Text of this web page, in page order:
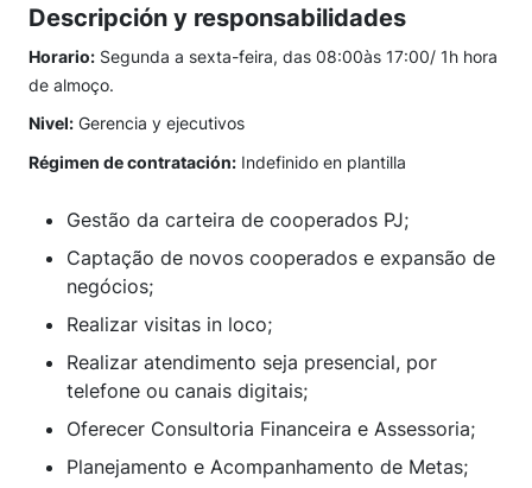
Descripción y responsabilidades
Horario: Segunda a sexta-feira, das 08:00às 17:00/ 1h hora
de almoço.
Nivel: Gerencia y ejecutivos
Régimen de contratación: Indefinido en plantilla
Gestão da carteira de cooperados PJ;
Captação de novos cooperados e expansão de
negócios;
Realizar visitas in loco;
Realizar atendimento seja presencial, por
telefone ou canais digitais;
Oferecer Consultoria Financeira e Assessoria;
Planejamento e Acompanhamento de Metas;